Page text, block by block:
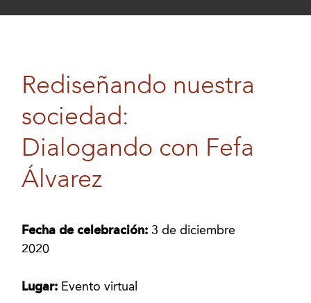
Rediseñando nuestra
sociedad:
Dialogando con Fefa
Álvarez
Fecha de celebración:3 de diciembre
2020
Lugar: Evento virtual